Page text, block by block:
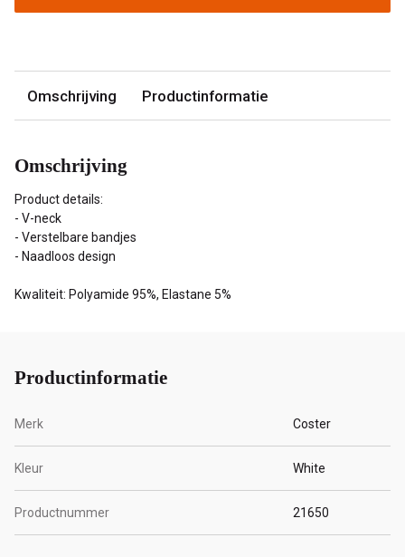
Omschrijving Productinformatie
Omschrijving
Product details:
- V-neck
- Verstelbare bandjes
- Naadloos design
Kwaliteit: Polyamide 95%, Elastane 5%
Productinformatie
Merk Coster
Kleur White
Productnummer 21650